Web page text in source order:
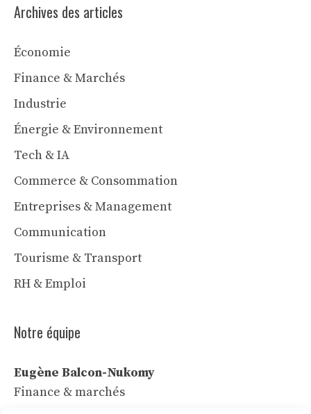
Archives des articles
Économie
Finance & Marchés
Industrie
Énergie & Environnement
Tech & IA
Commerce & Consommation
Entreprises & Management
Communication
Tourisme & Transport
RH & Emploi
Notre équipe
Eugène Balcon-Nukomy
Finance & marchés